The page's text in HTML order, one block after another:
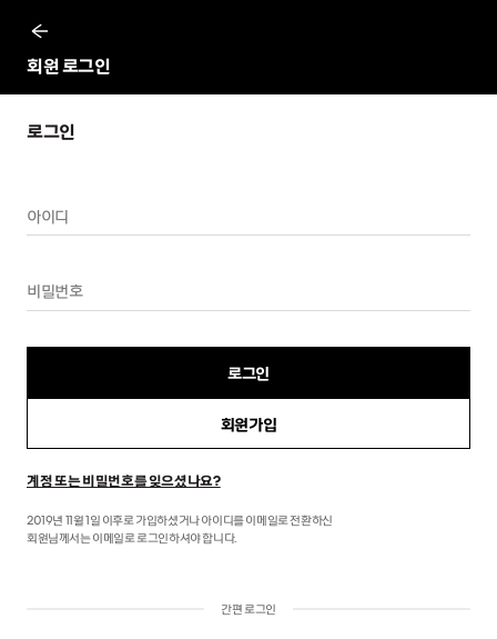
이
전
회원 로그인
로그인
로그인
회원가입
계정 또는 비밀번호를 잊으셨나요?
2019년 11월 1일 이후로 가입하셨거나 아이디를 이메일로 전환하신
회원님께서는 이메일로 로그인하셔야 합니다.
간편 로그인